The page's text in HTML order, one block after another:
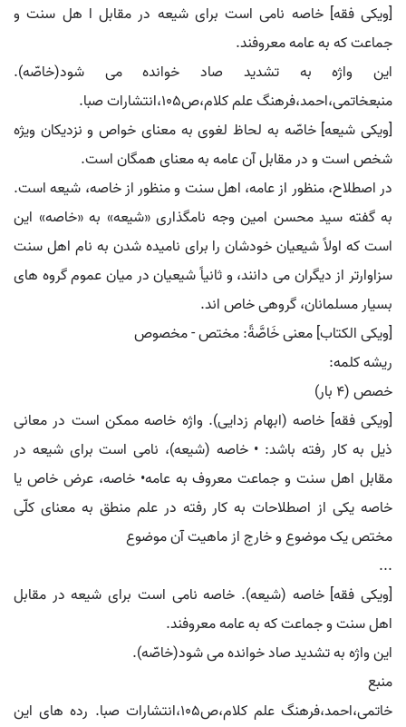
[ویکی فقه] خاصه نامی است برای شیعه در مقابل ا هل سنت و
جماعت که به عامه معروفند.
این واژه به تشدید صاد خوانده می شود(خاصّه).
منبعخاتمی،احمد،فرهنگ علم کلام،ص۱۰۵،انتشارات صبا.
[ویکی شیعه] خاصّه به لحاظ لغوی به معنای خواص و نزدیکان ویژه
شخص است و در مقابل آن عامه به معنای همگان است.
در اصطلاح، منظور از عامه، اهل سنت و منظور از خاصه، شیعه است.
به گفته سید محسن امین وجه نامگذاری «شیعه» به «خاصه» این
است که اولاً شیعیان خودشان را برای نامیده شدن به نام اهل سنت
سزاوارتر از دیگران می دانند، و ثانیاً شیعیان در میان عموم گروه های
بسیار مسلمانان، گروهی خاص اند.
[ویکی الکتاب] معنی خَاصَّةً: مختص - مخصوص
ریشه کلمه:
خصص (۴ بار)
[ویکی فقه] خاصه (ابهام زدایی). واژه خاصه ممکن است در معانی
ذیل به کار رفته باشد: • خاصه (شیعه)، نامی است برای شیعه در
مقابل اهل سنت و جماعت معروف به عامه• خاصه، عرض خاص یا
خاصه یکی از اصطلاحات به کار رفته در علم منطق به معنای کلّی
مختص یک موضوع و خارج از ماهیت آن موضوع
...
[ویکی فقه] خاصه (شیعه). خاصه نامی است برای شیعه در مقابل
اهل سنت و جماعت که به عامه معروفند.
این واژه به تشدید صاد خوانده می شود(خاصّه).
منبع
خاتمی،احمد،فرهنگ علم کلام،ص۱۰۵،انتشارات صبا. رده های این